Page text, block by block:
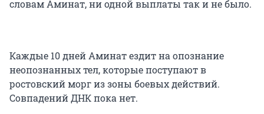
словам Аминат, ни одной выплаты так и не было.
Каждые 10 дней Аминат ездит на опознание
неопознанных тел, которые поступают в
ростовский морг из зоны боевых действий.
Совпадений ДНК пока нет.